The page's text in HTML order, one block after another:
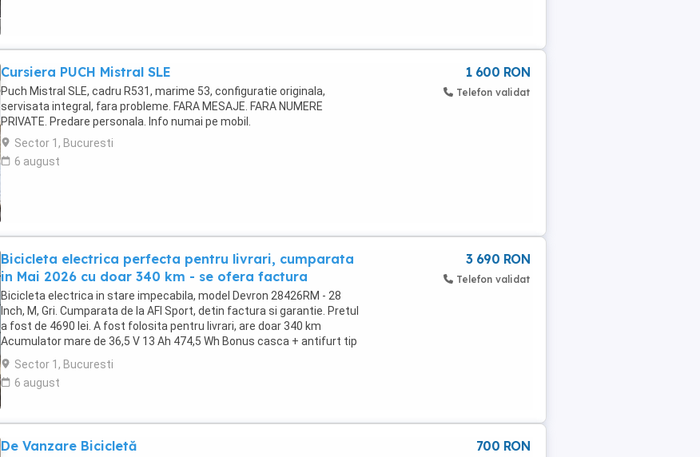
Cursiera PUCH Mistral SLE
Puch Mistral SLE, cadru R531, marime 53, configuratie originala,
servisata integral, fara probleme. FARA MESAJE. FARA NUMERE
PRIVATE. Predare personala. Info numai pe mobil.
Sector 1, Bucuresti
6 august
1 600 RON
Telefon validat
Bicicleta electrica perfecta pentru livrari, cumparata
in Mai 2026 cu doar 340 km - se ofera factura
Bicicleta electrica in stare impecabila, model Devron 28426RM - 28
Inch, M, Gri. Cumparata de la AFI Sport, detin factura si garantie. Pretul
a fost de 4690 lei. A fost folosita pentru livrari, are doar 340 km
Acumulator mare de 36,5 V 13 Ah 474,5 Wh Bonus casca + antifurt tip
lant + suport telefon ...
Sector 1, Bucuresti
6 august
3 690 RON
Telefon validat
De Vanzare Bicicletă 700 RON